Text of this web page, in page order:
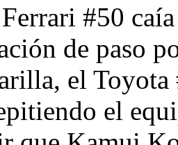
#50
de paso
el
el